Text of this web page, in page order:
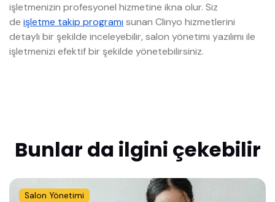
işletmenizin profesyonel hizmetine ikna olur. Siz
de işletme takip programı sunan Clinyo hizmetlerini
detaylı bir şekilde inceleyebilir, salon yönetimi yazılımı ile
işletmenizi efektif bir şekilde yönetebilirsiniz.
Bunlar da ilgini çekebilir
Salon Yönetimi